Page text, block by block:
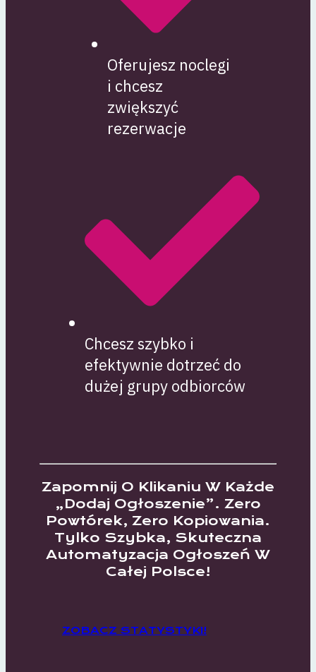
Oferujesz noclegi
i chcesz
zwiększyć
rezerwacje
Chcesz szybko i
efektywnie dotrzeć do
dużej grupy odbiorców
Zapomnij O Klikaniu W Każde
„dodaj Ogłoszenie”. Zero
Powtórek, Zero Kopiowania.
Tylko Szybka, Skuteczna
Automatyzacja Ogłoszeń W
Całej Polsce!
ZOBACZ STATYSTYKI!